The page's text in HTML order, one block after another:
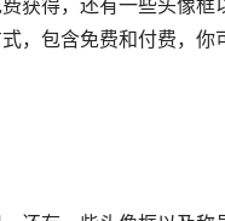
获得，还有一些头像框
，包含免费和付费，你